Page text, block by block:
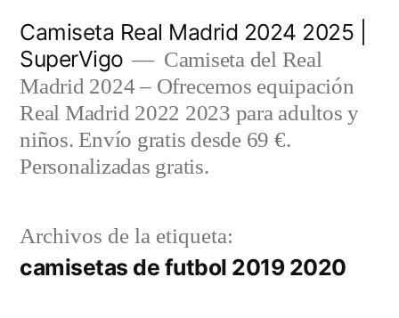
contenido
Camiseta Real Madrid 2024 2025 |
SuperVigo
Camiseta del Real
Madrid 2024 – Ofrecemos equipación
Real Madrid 2022 2023 para adultos y
niños. Envío gratis desde 69 €.
Personalizadas gratis.
Archivos de la etiqueta:
camisetas de futbol 2019 2020